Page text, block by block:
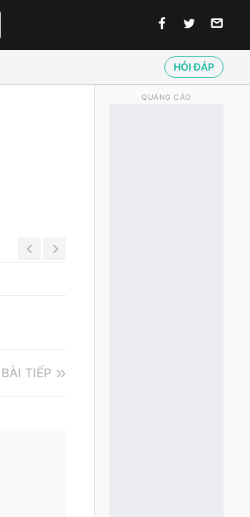
HỎI ĐÁP
BÀI TIẾP
QUẢNG CÁO